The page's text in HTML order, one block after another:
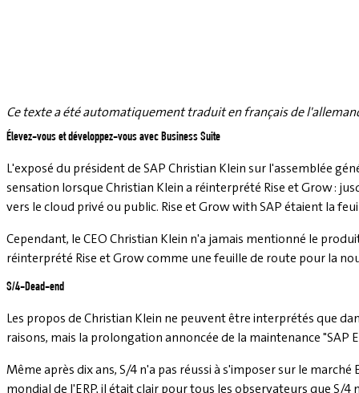
Ce texte a été automatiquement traduit en français de
Élevez-vous et développez-vous avec Business Suite
L'exposé du président de SAP Christian Klein sur l'assemblée
sensation lorsque Christian Klein a réinterprété Rise et Grow :
vers le cloud privé ou public. Rise et Grow with SAP étaient la
Cependant, le CEO Christian Klein n'a jamais mentionné le
réinterprété Rise et Grow comme une feuille de route pour la
S/4-Dead-end
Les propos de Christian Klein ne peuvent être interprétés que
raisons, mais la prolongation annoncée de la maintenance
Même après dix ans, S/4 n'a pas réussi à s'imposer sur le
mondial de l'ERP, il était clair pour tous les observateurs que S/4